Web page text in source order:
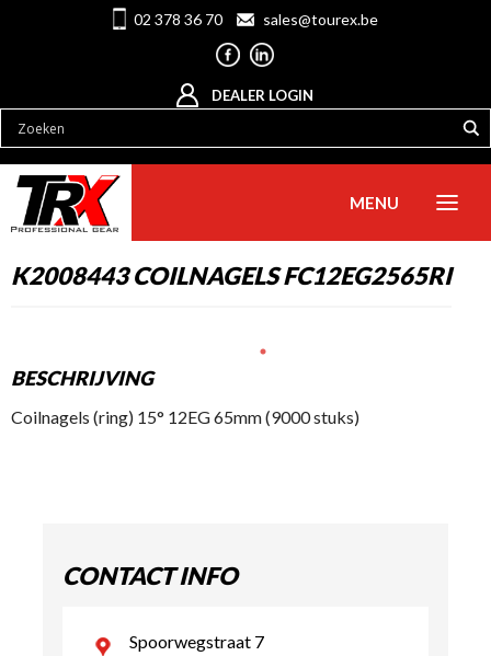
02 378 36 70 sales@tourex.be
DEALER LOGIN
MENU
K2008443 COILNAGELS FC12EG2565RI
BESCHRIJVING
Coilnagels (ring) 15° 12EG 65mm (9000 stuks)
CONTACT INFO
Spoorwegstraat 7